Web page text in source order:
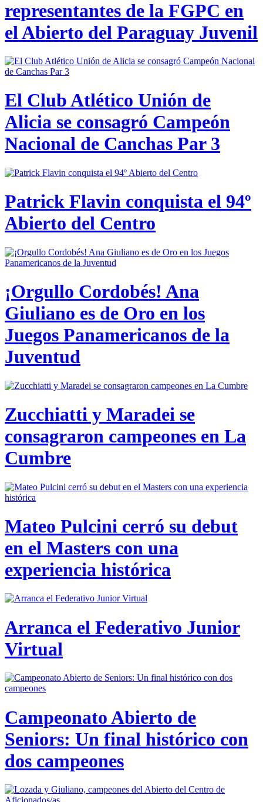
representantes de la FGPC en
el Abierto del Paraguay Juvenil
El Club Atlético Unión de
Alicia se consagró Campeón
Nacional de Canchas Par 3
Patrick Flavin conquista el 94º
Abierto del Centro
¡Orgullo Cordobés! Ana
Giuliano es de Oro en los
Juegos Panamericanos de la
Juventud
Zucchiatti y Maradei se
consagraron campeones en La
Cumbre
Mateo Pulcini cerró su debut
en el Masters con una
experiencia histórica
Arranca el Federativo Junior
Virtual
Campeonato Abierto de
Seniors: Un final histórico con
dos campeones